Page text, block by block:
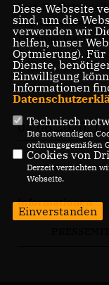
Prof. Dr. Matthias
Ergebnisse des
Bekämpfung der
Pandemie. (4. Juni
04.06.2020,
Informationen
Diese Webseite
sind, um die
verwenden wir
helfen, unser
Optmierung).
Dienste,
Einwilligung
Informationen
Technisch
Die notwendigen
ordnungsgemäßen
Cookies von
Derzeit verzichten
Webseite.
Einverstanden